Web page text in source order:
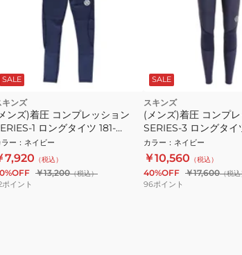
SALE
キンズ
ンズ)着圧 コンプレッション
1 ロングタイツ 181-
098
ラー ： ネイビー
7,920 （税込）
￥13,200（税込）
ポイント
SALE
スキンズ
(メンズ)着圧 コンプ
SERIES-3 ロングタイ
70310-098
カラー ： ネイビー
￥10,560 （税込）
40%OFF ￥17,600（税込
96ポイント